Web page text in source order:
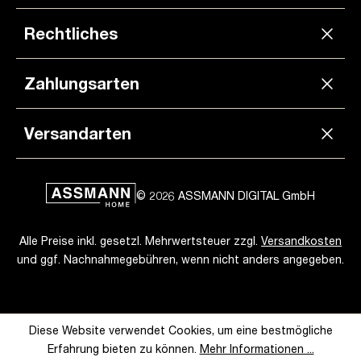
modernem Design und vielfältigen Farb- und
Stoffoptionen passen sie sich harmonisch in jede
Büroumgebung ein und verleihen Ihrem Arbeitsplatz
eine professionelle Note.
Bestellen Sie noch heute und
genießen Sie den Komfort und die Umweltfreundlichkeit
unserer Bürostühle!
Rechtliches
Zahlungsarten
Versandarten
© 2026 ASSMANN DIGITAL GmbH
Alle Preise inkl. gesetzl. Mehrwertsteuer zzgl. Versandkosten
und ggf. Nachnahmegebühren, wenn nicht anders angegeben.
Diese Website verwendet Cookies, um eine bestmögliche
Erfahrung bieten zu können. Mehr Informationen ...